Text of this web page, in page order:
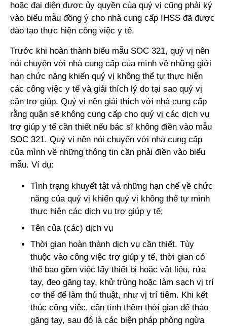
hoặc đại diện được ủy quyền của quý vị cũng phải ký
vào biểu mẫu đồng ý cho nhà cung cấp IHSS đã được
đào tạo thực hiện công việc y tế.
Trước khi hoàn thành biểu mẫu SOC 321, quý vị nên
nói chuyện với nhà cung cấp của mình về những giới
hạn chức năng khiến quý vị không thể tự thực hiện
các công việc y tế và giải thích lý do tại sao quý vị
cần trợ giúp. Quý vị nên giải thích với nhà cung cấp
rằng quận sẽ không cung cấp cho quý vị các dịch vụ
trợ giúp y tế cần thiết nếu bác sĩ không điền vào mẫu
SOC 321. Quý vị nên nói chuyện với nhà cung cấp
của mình về những thông tin cần phải điền vào biểu
mẫu. Ví dụ:
Tình trạng khuyết tật và những hạn chế về chức
năng của quý vị khiến quý vị không thể tự mình
thực hiện các dịch vụ trợ giúp y tế;
Tên của (các) dịch vụ
Thời gian hoàn thành dịch vụ cần thiết. Tùy
thuộc vào công việc trợ giúp y tế, thời gian có
thể bao gồm việc lấy thiết bị hoặc vật liệu, rửa
tay, đeo găng tay, khử trùng hoặc làm sạch vị trí
cơ thể để làm thủ thuật, như vị trí tiêm. Khi kết
thúc công việc, cần tính thêm thời gian để tháo
găng tay, sau đó là các biện pháp phòng ngừa